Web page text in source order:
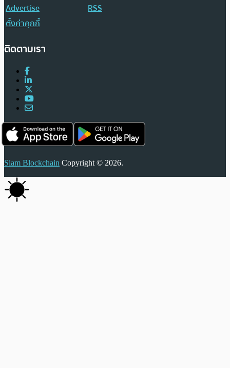
Advertise
RSS
ตั้งค่าคุกกี้
ติดตามเรา
Siam Blockchain Copyright © 2026.